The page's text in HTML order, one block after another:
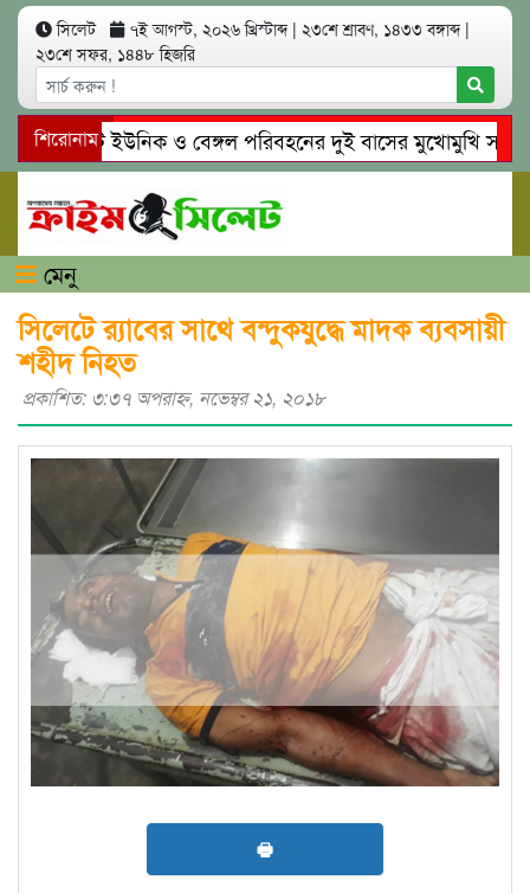
সিলেট ৭ই আগস্ট, ২০২৬ খ্রিস্টাব্দ | ২৩শে শ্রাবণ, ১৪৩৩ বঙ্গাব্দ |
২৩শে সফর, ১৪৪৮ হিজরি
শিরোনাম
সিলেটে ইউনিক ও বেঙ্গল পরিবহনের দুই বাসের মুখোমুখি
গোয়াইনঘাটে প্রেমের ফাঁদে তরুণী পাচার: মাদকাসক্ত রিমালকে
মেনু
সিলেটে র‍্যাবের সাথে বন্দুকযুদ্ধে মাদক ব্যবসায়ী
শহীদ নিহত
প্রকাশিত: ৩:৩৭ অপরাহ্ণ, নভেম্বর ২১, ২০১৮
🖶